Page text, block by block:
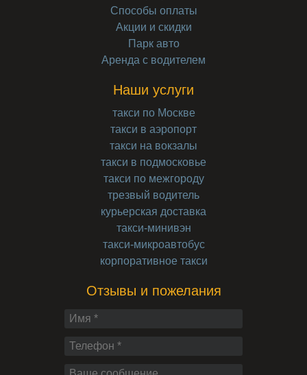
Способы оплаты
Акции и скидки
Парк авто
Аренда с водителем
Наши услуги
такси по Москве
такси в аэропорт
такси на вокзалы
такси в подмосковье
такси по межгороду
трезвый водитель
курьерская доставка
такси-минивэн
такси-микроавтобус
корпоративное такси
Отзывы и пожелания